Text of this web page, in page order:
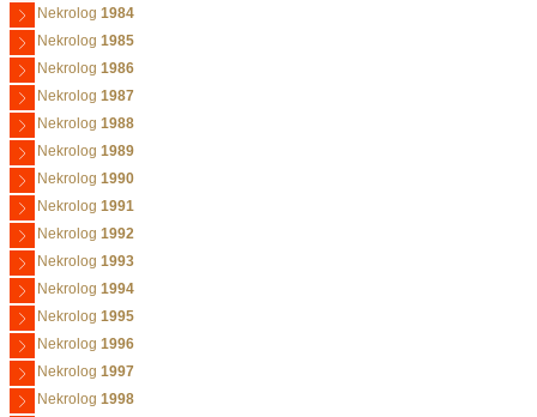
Nekrolog 1984
Nekrolog 1985
Nekrolog 1986
Nekrolog 1987
Nekrolog 1988
Nekrolog 1989
Nekrolog 1990
Nekrolog 1991
Nekrolog 1992
Nekrolog 1993
Nekrolog 1994
Nekrolog 1995
Nekrolog 1996
Nekrolog 1997
Nekrolog 1998